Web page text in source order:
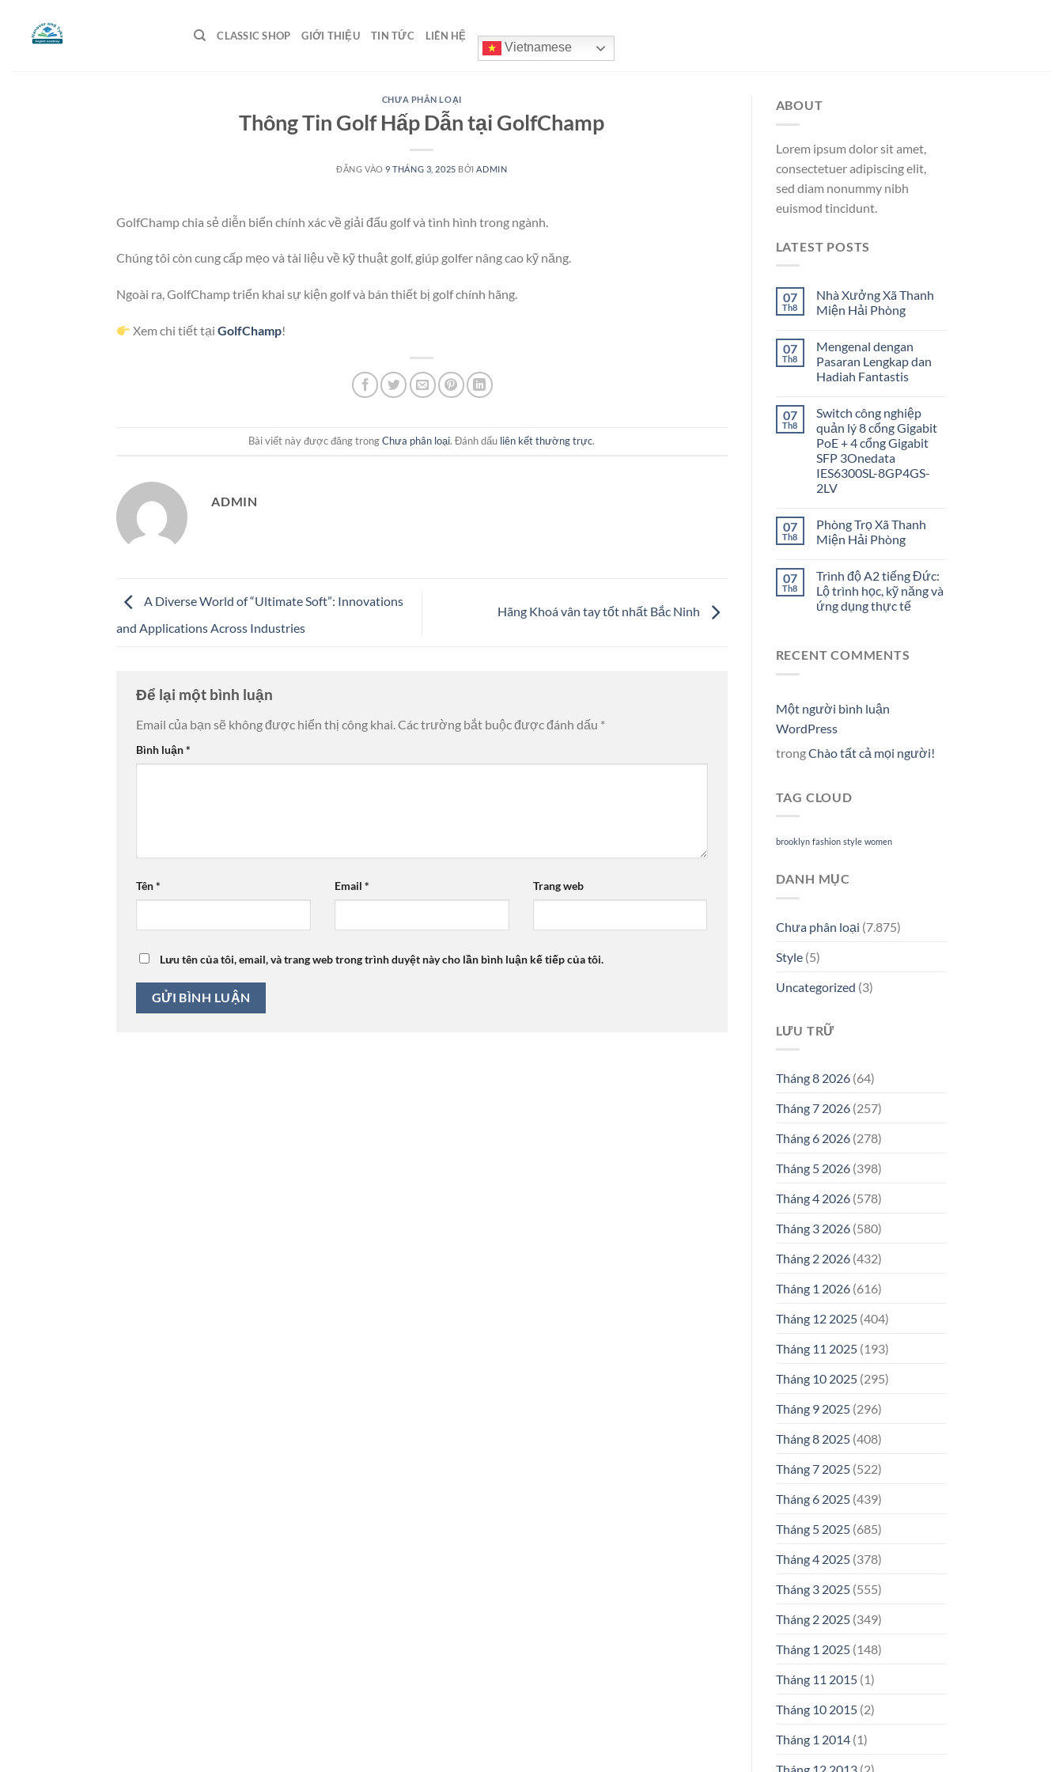
CLASSIC SHOP GIỚI THIỆU TIN TỨC LIÊN HỆ
Vietnamese
CHƯA PHÂN LOẠI
Thông Tin Golf Hấp Dẫn tại GolfChamp
ĐĂNG VÀO9 THÁNG 3, 2025 BỞI ADMIN
GolfChamp chia sẻ diễn biến chính xác về giải đấu golf và tình hình trong ngành.
Chúng tôi còn cung cấp mẹo và tài liệu về kỹ thuật golf, giúp golfer nâng cao kỹ năng.
Ngoài ra, GolfChamp triển khai sự kiện golf và bán thiết bị golf chính hãng.
Xem chi tiết tạiGolfChamp!
Bài viết này được đăng trongChưa phân loại. Đánh dấu liên kết thường trực.
ADMIN
A Diverse World of “Ultimate Soft”: Innovations
and Applications Across Industries
Hãng Khoá vân tay tốt nhất Bắc Ninh
Để lại một bình luận
Email của bạn sẽ không được hiển thị công khai.Các trường bắt buộc được đánh dấu *
Bình luận*
Tên* Email * Trang web
Lưu tên của tôi, email, và trang web trong trình duyệt này cho lần bình luận kế tiếp của tôi.
ABOUT
Lorem ipsum dolor sit amet,
consectetuer adipiscing elit,
sed diam nonummy nibh
euismod tincidunt.
LATEST POSTS
07
Th8
Nhà Xưởng Xã Thanh
Miện Hải Phòng
07
Th8
Mengenal dengan
Pasaran Lengkap dan
Hadiah Fantastis
07
Th8
Switch công nghiệp
quản lý 8 cổng Gigabit
PoE + 4 cổng Gigabit
SFP 3Onedata
IES6300SL-8GP4GS-
2LV
07
Th8
Phòng Trọ Xã Thanh
Miện Hải Phòng
07
Th8
Trình độ A2 tiếng Đức:
Lộ trình học, kỹ năng và
ứng dụng thực tế
RECENT COMMENTS
Một người bình luận
WordPress
trongChào tất cả mọi người!
TAG CLOUD
brooklyn fashion style women
DANH MỤC
Chưa phân loại (7.875)
Style(5)
Uncategorized (3)
LƯU TRỮ
Tháng 8 2026(64)
Tháng 7 2026(257)
Tháng 6 2026(278)
Tháng 5 2026(398)
Tháng 4 2026(578)
Tháng 3 2026(580)
Tháng 2 2026(432)
Tháng 1 2026(616)
Tháng 12 2025(404)
Tháng 11 2025(193)
Tháng 10 2025(295)
Tháng 9 2025(296)
Tháng 8 2025(408)
Tháng 7 2025(522)
Tháng 6 2025(439)
Tháng 5 2025(685)
Tháng 4 2025(378)
Tháng 3 2025(555)
Tháng 2 2025(349)
Tháng 1 2025(148)
Tháng 11 2015(1)
Tháng 10 2015(2)
Tháng 1 2014(1)